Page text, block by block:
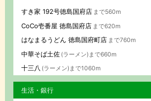
すき家 192号徳島国府店 まで560m
CoCo壱番屋 徳島国府店 まで620m
はなまるうどん 徳島国府町店 まで760m
中華そば土佐 (ラーメン)まで660m
十三八 (ラーメン)まで1060m
生活・銀行